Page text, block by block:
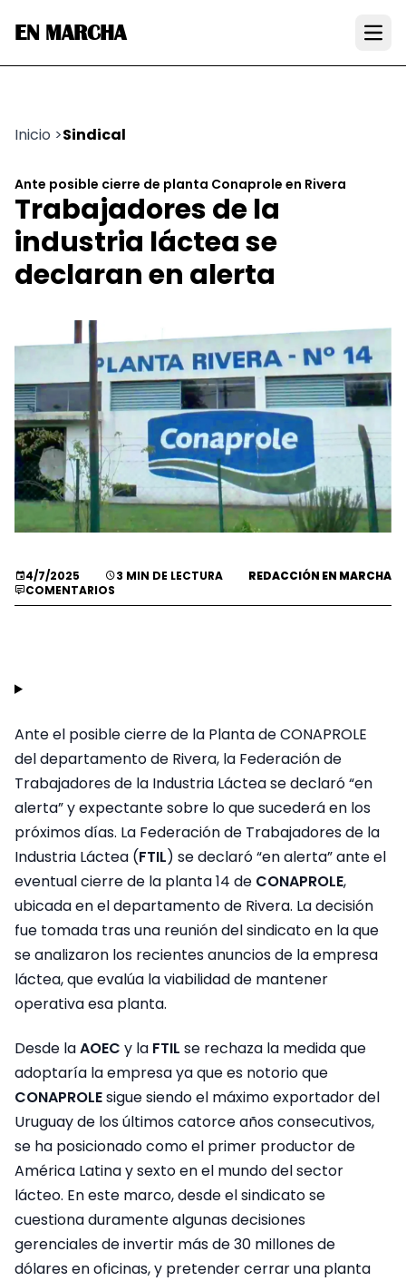
EN MARCHA
Inicio >Sindical
Ante posible cierre de planta Conaprole en Rivera
Trabajadores de la
industria láctea se
declaran en alerta
4/7/2025 3 MIN DE LECTURA
REDACCIÓN EN MARCHA
COMENTARIOS
Ante el posible cierre de la Planta de CONAPROLE
del departamento de Rivera, la Federación de
Trabajadores de la Industria Láctea se declaró “en
alerta” y expectante sobre lo que sucederá en los
próximos días. La Federación de Trabajadores de la
Industria Láctea (FTIL) se declaró “en alerta” ante el
eventual cierre de la planta 14 de CONAPROLE,
ubicada en el departamento de Rivera. La decisión
fue tomada tras una reunión del sindicato en la que
se analizaron los recientes anuncios de la empresa
láctea, que evalúa la viabilidad de mantener
operativa esa planta.
Desde laAOEC y la FTIL se rechaza la medida que
adoptaría la empresa ya que es notorio que
CONAPROLEsigue siendo el máximo exportador del
Uruguay de los últimos catorce años consecutivos,
se ha posicionado como el primer productor de
América Latina y sexto en el mundo del sector
lácteo. En este marco, desde el sindicato se
cuestiona duramente algunas decisiones
gerenciales de invertir más de 30 millones de
dólares en oficinas, y pretender cerrar una planta